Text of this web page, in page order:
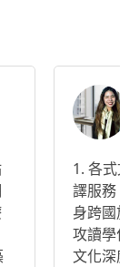
1. 各式文
譯服務，
身跨國旅
攻讀學位
文化深度